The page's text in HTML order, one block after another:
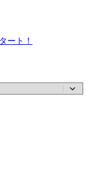
ート！